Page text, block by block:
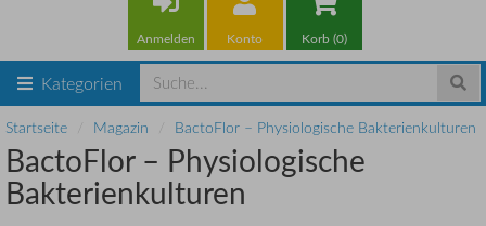
Anmelden Konto Korb (0)
Kategorien
Startseite Magazin BactoFlor – Physiologische Bakterienkulturen
BactoFlor – Physiologische
Bakterienkulturen